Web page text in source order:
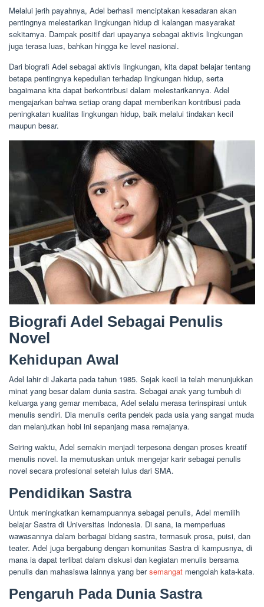
Melalui jerih payahnya, Adel berhasil menciptakan kesadaran akan
pentingnya melestarikan lingkungan hidup di kalangan masyarakat
sekitarnya. Dampak positif dari upayanya sebagai aktivis lingkungan
juga terasa luas, bahkan hingga ke level nasional.
Dari biografi Adel sebagai aktivis lingkungan, kita dapat belajar tentang
betapa pentingnya kepedulian terhadap lingkungan hidup, serta
bagaimana kita dapat berkontribusi dalam melestarikannya. Adel
mengajarkan bahwa setiap orang dapat memberikan kontribusi pada
peningkatan kualitas lingkungan hidup, baik melalui tindakan kecil
maupun besar.
Biografi Adel Sebagai Penulis
Novel
Kehidupan Awal
Adel lahir di Jakarta pada tahun 1985. Sejak kecil ia telah menunjukkan
minat yang besar dalam dunia sastra. Sebagai anak yang tumbuh di
keluarga yang gemar membaca, Adel selalu merasa terinspirasi untuk
menulis sendiri. Dia menulis cerita pendek pada usia yang sangat muda
dan melanjutkan hobi ini sepanjang masa remajanya.
Seiring waktu, Adel semakin menjadi terpesona dengan proses kreatif
menulis novel. Ia memutuskan untuk mengejar karir sebagai penulis
novel secara profesional setelah lulus dari SMA.
Pendidikan Sastra
Untuk meningkatkan kemampuannya sebagai penulis, Adel memilih
belajar Sastra di Universitas Indonesia. Di sana, ia memperluas
wawasannya dalam berbagai bidang sastra, termasuk prosa, puisi, dan
teater. Adel juga bergabung dengan komunitas Sastra di kampusnya, di
mana ia dapat terlibat dalam diskusi dan kegiatan menulis bersama
penulis dan mahasiswa lainnya yang bersemangat mengolah kata-kata.
Pengaruh Pada Dunia Sastra